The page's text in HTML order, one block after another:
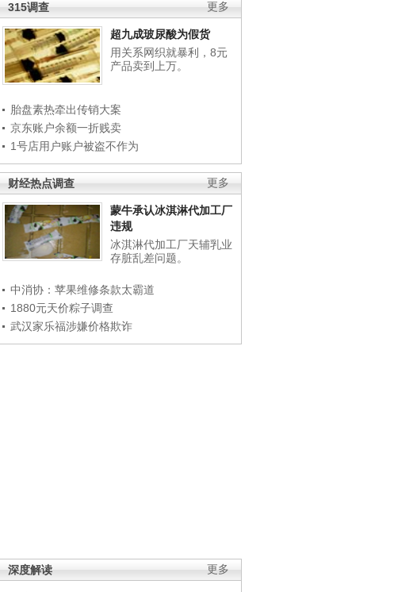
更多
315调查
超九成玻尿酸为假货
用关系网织就暴利，8元
产品卖到上万。
胎盘素热牵出传销大案
京东账户余额一折贱卖
1号店用户账户被盗不作为
更多
财经热点调查
蒙牛承认冰淇淋代加工厂
违规
冰淇淋代加工厂天辅乳业
存脏乱差问题。
中消协：苹果维修条款太霸道
1880元天价粽子调查
武汉家乐福涉嫌价格欺诈
更多
深度解读